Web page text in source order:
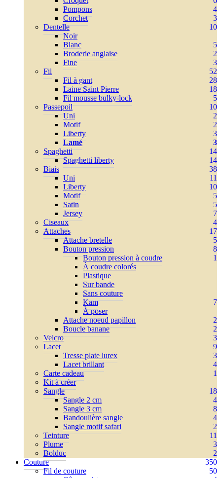
Pompons
4
Corchet
3
Dentelle
10
Noir
Blanc
5
Broderie anglaise
2
Fine
3
Fil
52
Fil à gant
28
Laine Saint Pierre
18
Fil mousse bulky-lock
5
Passepoil
10
Uni
2
Motif
2
Liberty
3
Lamé
3
Spaghetti
14
Spaghetti liberty
14
Biais
38
Uni
11
Liberty
10
Motif
5
Satin
5
Jersey
7
Ciseaux
4
Attaches
17
Attache bretelle
5
Bouton pression
8
Bouton pression à coudre
1
À coudre colorés
Plastique
Sur bande
Sans couture
Kam
7
À poser
Attache noeud papillon
2
Boucle banane
2
Velcro
3
Lacet
9
Tresse plate lurex
3
Lacet brillant
4
Carte cadeau
1
Kit à créer
Sangle
18
Sangle 2 cm
4
Sangle 3 cm
8
Bandoulière sangle
4
Sangle motif safari
2
Teinture
11
Plume
3
Bolduc
2
Couture
350
Fil de couture
50